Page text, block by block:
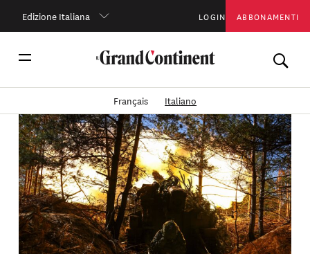
Edizione Italiana LOGIN ABBONAMENTI
Français Italiano